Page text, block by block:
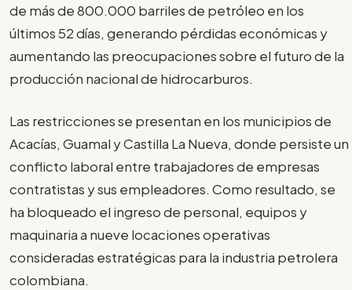
de más de 800.000 barriles de petróleo en los
últimos 52 días, generando pérdidas económicas y
aumentando las preocupaciones sobre el futuro de la
producción nacional de hidrocarburos.
Las restricciones se presentan en los municipios de
Acacías, Guamal y Castilla La Nueva, donde persiste un
conflicto laboral entre trabajadores de empresas
contratistas y sus empleadores. Como resultado, se
ha bloqueado el ingreso de personal, equipos y
maquinaria a nueve locaciones operativas
consideradas estratégicas para la industria petrolera
colombiana.